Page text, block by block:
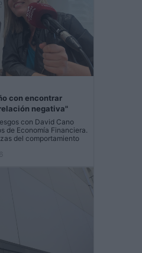
con encontrar
negativa"
con David Cano
de Economía Financiera.
del comportamiento